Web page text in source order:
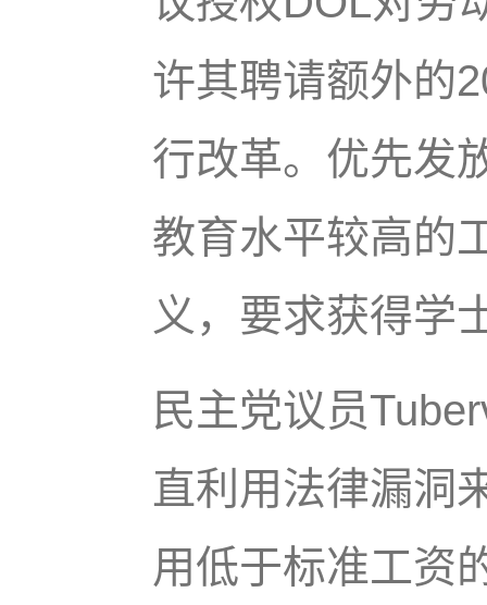
许其聘请额外的
行改革。优先发
教育水平较高的
义，要求获得学
民主党议员
直利用法律漏洞
用低于标准工资